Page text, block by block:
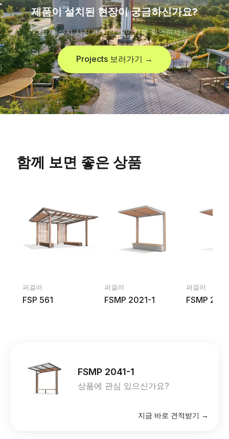
제품이 설치된 현장이 궁금하신가요?
실제 설치 사진과 현장 이야기를 확인하세요
Projects 보러가기 →
함께 보면 좋은 상품
퍼걸러
FSP 561
퍼걸러
FSMP 2021-1
퍼걸러
FSMP 2021
FSMP 2041-1
상품에 관심 있으신가요?
지금 바로 견적받기 →